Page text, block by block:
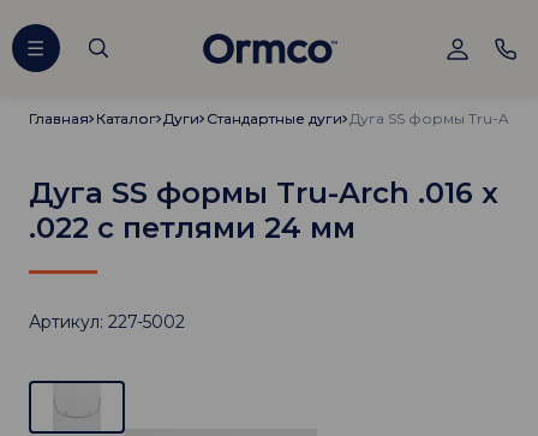
Главная
Главная Каталог
Каталог Дуги
Дуги Стандартные дуги
Стандартные дуги
Дуга SS формы Tru-Arch .016 х
.022 с петлями 24 мм
Артикул: 227-5002